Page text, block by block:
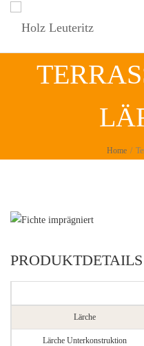
Home /
PRODUKTDETAILS
Lärche
Lärche Unterkonstruktion